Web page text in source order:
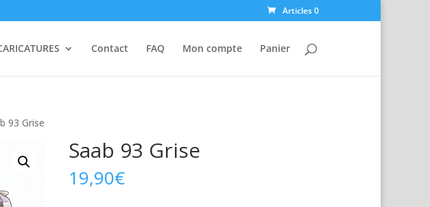
Articles 0
Contact FAQ Mon compte Panier
93 Grise
Saab 93 Grise
19,90€